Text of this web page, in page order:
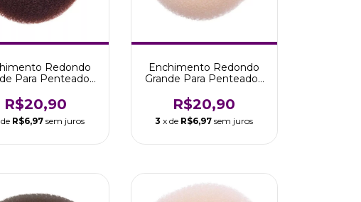
Redondo
Para Penteados
R$20,90
R$6,97 sem juros
Enchimento Redondo
Grande Para Penteados
R$20,90
3 x de R$6,97 sem juros